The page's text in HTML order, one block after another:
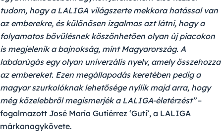
tudom, hogy a LALIGA világszerte mekkora hatással van
az emberekre, és különösen izgalmas azt látni, hogy a
folyamatos bővülésnek köszönhetően olyan új piacokon
is megjelenik a bajnokság, mint Magyarország. A
labdarúgás egy olyan univerzális nyelv, amely összehozza
az embereket. Ezen megállapodás keretében pedig a
magyar szurkolóknak lehetősége nyílik majd arra, hogy
még közelebbről megismerjék a LALIGA-életérzést”–
fogalmazott José María Gutiérrez ‘Guti’, a LALIGA
márkanagykövete.